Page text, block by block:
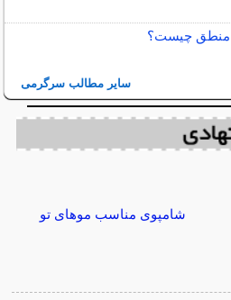
منطق چیست؟
سایر مطالب سرگرمی
شامپوی مناسب موهای تو